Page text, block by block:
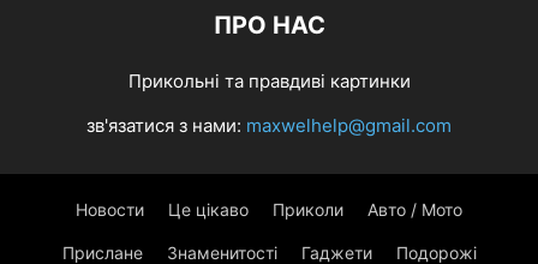
ПРО НАС
Прикольні та правдиві картинки
зв'язатися з нами: maxwelhelp@gmail.com
Новости Це цікаво Приколи Авто / Мото
Прислане Знаменитості Гаджети Подорожі